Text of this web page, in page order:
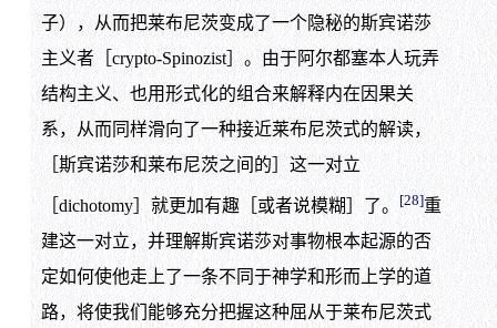
子），从而把莱布尼茨变成了一个隐秘的斯宾诺莎
主义者［crypto-Spinozist］。由于阿尔都塞本人玩弄
结构主义、也用形式化的组合来解释内在因果关
系，从而同样滑向了一种接近莱布尼茨式的解读，
［斯宾诺莎和莱布尼茨之间的］这一对立
［dichotomy］就更加有趣［或者说模糊］了。 [28]重
建这一对立，并理解斯宾诺莎对事物根本起源的否
定如何使他走上了一条不同于神学和形而上学的道
路，将使我们能够充分把握这种屈从于莱布尼茨式